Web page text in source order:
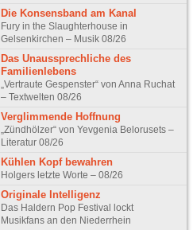
Die Konsensband am Kanal
Fury in the Slaughterhouse in
Gelsenkirchen – Musik 08/26
Das Unaussprechliche des
Familienlebens
„Vertraute Gespenster“ von Anna Ruchat
– Textwelten 08/26
Verglimmende Hoffnung
„Zündhölzer“ von Yevgenia Belorusets –
Literatur 08/26
Kühlen Kopf bewahren
Holgers letzte Worte – 08/26
Originale Intelligenz
Das Haldern Pop Festival lockt
Musikfans an den Niederrhein